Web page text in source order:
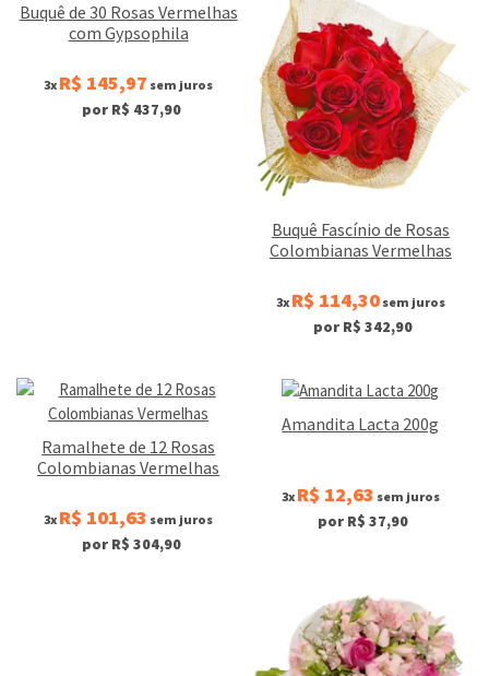
Buquê de 30 Rosas Vermelhas
com Gypsophila
3x R$ 145,97 sem juros
por R$ 437,90
Buquê Fascínio de Rosas
Colombianas Vermelhas
3x R$ 114,30sem juros
por R$ 342,90
Ramalhete de 12 Rosas
Colombianas Vermelhas
3x R$ 101,63 sem juros
por R$ 304,90
Amandita Lacta 200g
3x R$ 12,63 sem juros
por R$ 37,90